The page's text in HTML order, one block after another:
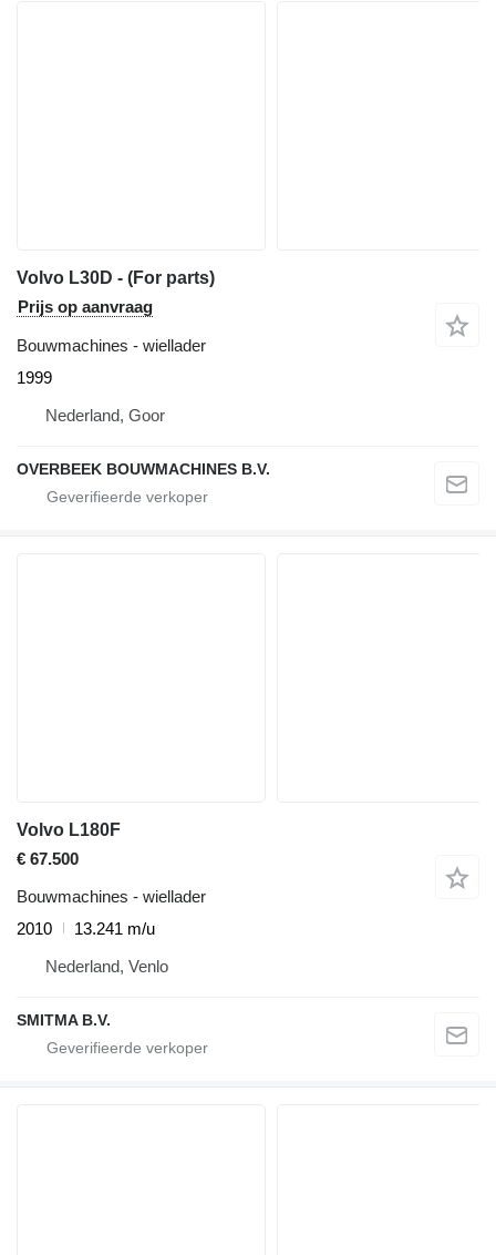
Volvo L30D - (For parts)
Prijs op aanvraag
Bouwmachines - wiellader
1999
Nederland, Goor
OVERBEEK BOUWMACHINES B.V.
Volvo L180F
€ 67.500
Bouwmachines - wiellader
2010
13.241 m/u
Nederland, Venlo
SMITMA B.V.